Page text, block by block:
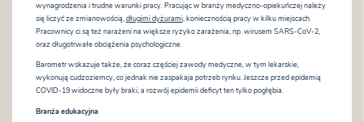
wynagrodzenia i trudne warunki pracy. Pracując w branży medyczno-opiekuńczej należy
się liczyć ze zmianowością,długimi dyżurami, koniecznością pracy w kilku miejscach.
Pracownicy ci są też narażeni na większe ryzyko zarażenia, np. wirusem SARS-CoV-2,
oraz długotrwałe obciążenia psychologiczne.
Barometr wskazuje także, że coraz częściej zawody medyczne, w tym lekarskie,
wykonują cudzoziemcy, co jednak nie zaspakaja potrzeb rynku. Jeszcze przed epidemią
COVID-19 widoczne były braki, a rozwój epidemii deficyt ten tylko pogłębia.
Branża edukacyjna